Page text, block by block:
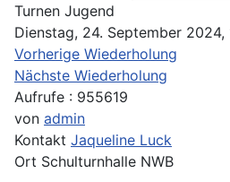
Turnen Jugend
Dienstag, 24. September
Vorherige Wiederholung
Nächste Wiederholung
Aufrufe : 955619
von admin
Kontakt Jaqueline Luck
Ort Schulturnhalle NWB